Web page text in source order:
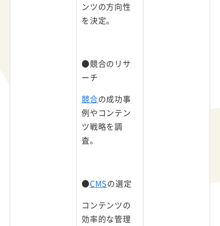
ンツの方向性
を決定。
●競合のリサ
ーチ
競合の成功事
例やコンテン
ツ戦略を調
査。
●CMSの選定
コンテンツの
効率的な管理